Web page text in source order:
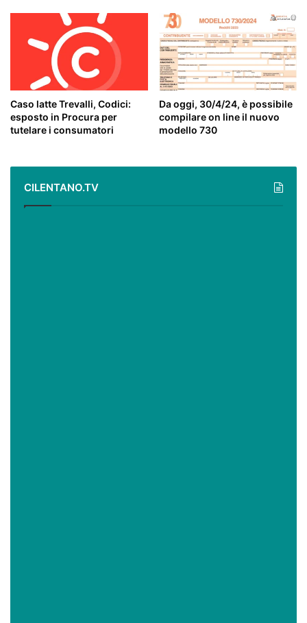
Caso latte Trevalli, Codici:
esposto in Procura per
tutelare i consumatori
Da oggi, 30/4/24, è possibile
compilare on line il nuovo
modello 730
CILENTANO.TV